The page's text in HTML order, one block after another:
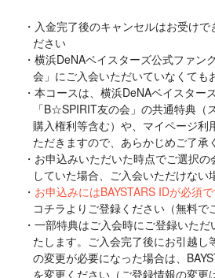
入金完了後のキャンセルはお受けで
ださい
横浜DeNAベイスターズ公式ファン
会」にご入会いただいていなくても
本コースは、横浜DeNAベイスター
「B☆SPIRIT友の会」の共通特典（
購入権利等含む）や、マイページ利
ただきますので、あらかじめご了承
お申込みいただいた時点でご選択
していた場合、ご入会いただけない
お申込みにはBAYSTARS IDが必須で
コチラよりご登録ください（無料で
一部特典はご入会時にご登録いた
たします。ご入会完了後にお引越し
の変更が必要になった場合は、
を変更ください（ご登録情報の変更